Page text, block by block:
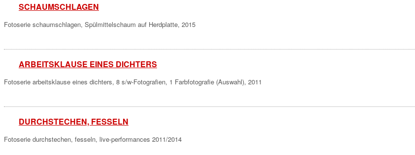
SCHAUMSCHLAGEN
Fotoserie schaumschlagen, Spülmittelschaum auf Herdplatte, 2015
ARBEITSKLAUSE EINES DICHTERS
Fotoserie arbeitsklause eines dichters, 8 s/w-Fotografien, 1 Farbfotografie (Auswahl), 2011
DURCHSTECHEN, FESSELN
Fotoserie durchstechen, fesseln, live-performances 2011/2014